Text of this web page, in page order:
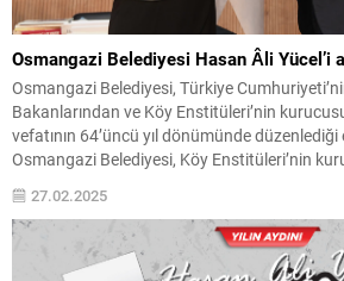
Osmangazi Belediyesi Hasan Âli Yücel’i
Osmangazi Belediyesi, Türkiye
Bakanlarından ve Köy Enstitüleri’nin
vefatının 64’üncü yıl dönümünde düzenlediği
Osmangazi Belediyesi, Köy Enstitüleri’nin
Milli Eğitim Bakanı Hasan Âli Yücel’in
27.02.2025